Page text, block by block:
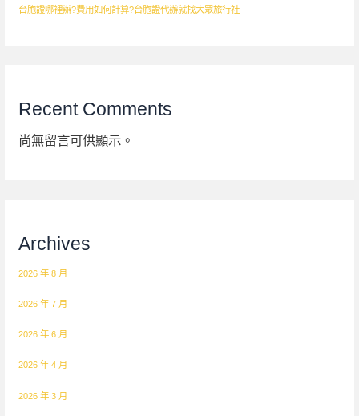
台胞證哪裡辦?費用如何計算?台胞證代辦就找大眾旅行社
Recent Comments
尚無留言可供顯示。
Archives
2026 年 8 月
2026 年 7 月
2026 年 6 月
2026 年 4 月
2026 年 3 月